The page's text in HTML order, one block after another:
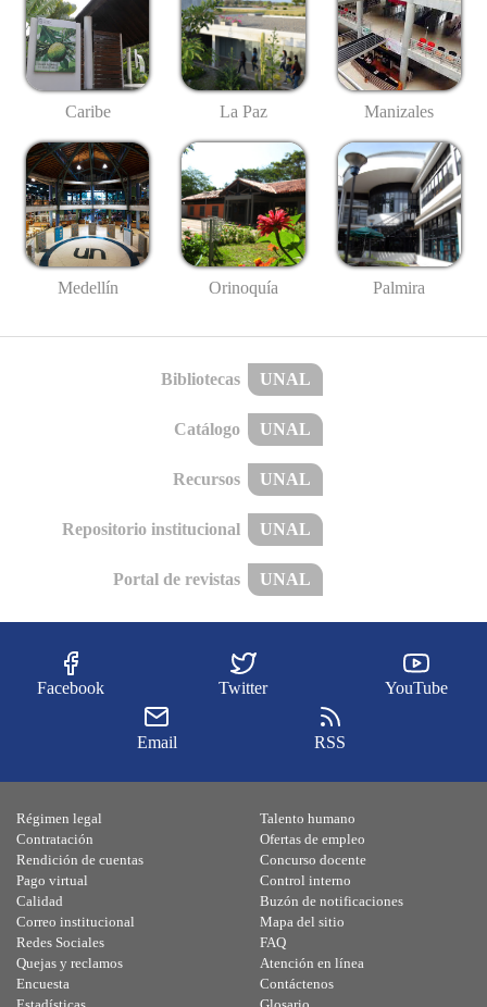
Caribe La Paz Manizales
Medellín Orinoquía Palmira
Bibliotecas UNAL
Catálogo UNAL
Recursos UNAL
Repositorio institucional UNAL
Portal de revistas UNAL
Facebook Twitter YouTube
Email RSS
Régimen legal
Contratación
Rendición de cuentas
Pago virtual
Calidad
Talento humano
Ofertas de empleo
Concurso docente
Control interno
Buzón de notificaciones
Correo institucional
Redes Sociales
Quejas y reclamos
Encuesta
Mapa del sitio
FAQ
Atención en línea
Contáctenos